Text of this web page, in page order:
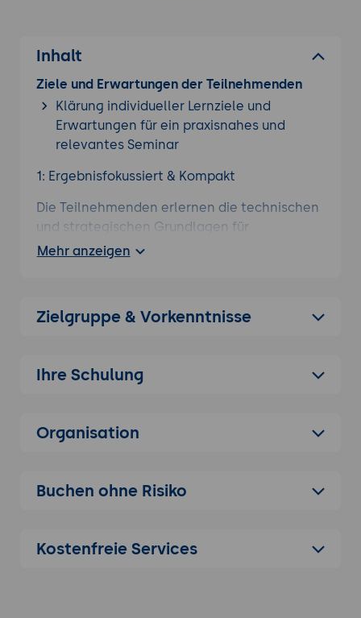
Inhalt
Ziele und Erwartungen der Teilnehmenden
Klärung individueller Lernziele und
Erwartungen für ein praxisnahes und
relevantes Seminar
1: Ergebnisfokussiert & Kompakt
Die Teilnehmenden erlernen die technischen
und strategischen Grundlagen für
erfolgreiche TikTok-Lives. Ziel ist es, die
optimal zu nutzen und erste Einnahmen durch
Dieses Training befähigt die Teilnehmenden,
TikTok Live als zentralen Motor für Account-
Absolventen gewinnen Sicherheit in der
zugeschnitten sind. Ziel ist die Ausbildung
Mehr anzeigen
Zielgruppe & Vorkenntnisse
Ihre Schulung
Organisation
Buchen ohne Risiko
Kostenfreie Services